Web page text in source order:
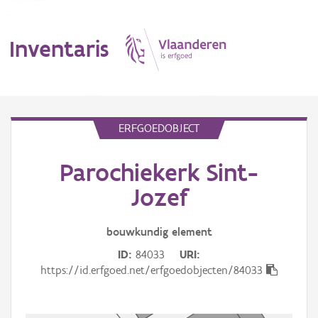
Inventaris
Erfgoedobject
ERFGOEDOBJECT
Parochiekerk Sint-
Jozef
bouwkundig element
ID 84033
URI
https://id.erfgoed.net/erfgoedobjecten/84033